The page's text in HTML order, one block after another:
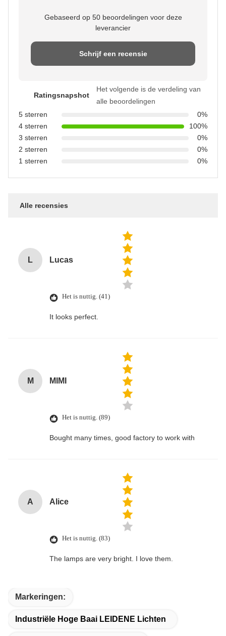
Gebaseerd op 50 beoordelingen voor deze
leverancier
Schrijf een recensie
Ratingsnapshot
Het volgende is de verdeling van
alle beoordelingen
5 sterren
0%
4 sterren
100%
3 sterren
0%
2 sterren
0%
1 sterren
0%
Alle recensies
L Lucas
Het is nuttig. (41)
It looks perfect.
M MIMI
Het is nuttig. (89)
Bought many times, good factory to work with
A Alice
Het is nuttig. (83)
The lamps are very bright. I love them.
Markeringen:
Industriële Hoge Baai LEIDENE Lichten